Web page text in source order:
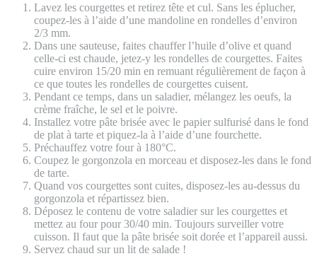
Lavez les courgettes et retirez tête et cul. Sans les éplucher,
coupez-les à l’aide d’une mandoline en rondelles d’environ
2/3 mm.
Dans une sauteuse, faites chauffer l’huile d’olive et quand
celle-ci est chaude, jetez-y les rondelles de courgettes. Faites
cuire environ 15/20 min en remuant régulièrement de façon à
ce que toutes les rondelles de courgettes cuisent.
Pendant ce temps, dans un saladier, mélangez les oeufs, la
crème fraîche, le sel et le poivre.
Installez votre pâte brisée avec le papier sulfurisé dans le fond
de plat à tarte et piquez-la à l’aide d’une fourchette.
Préchauffez votre four à 180°C.
Coupez le gorgonzola en morceau et disposez-les dans le fond
de tarte.
Quand vos courgettes sont cuites, disposez-les au-dessus du
gorgonzola et répartissez bien.
Déposez le contenu de votre saladier sur les courgettes et
mettez au four pour 30/40 min. Toujours surveiller votre
cuisson. Il faut que la pâte brisée soit dorée et l’appareil aussi.
Servez chaud sur un lit de salade !